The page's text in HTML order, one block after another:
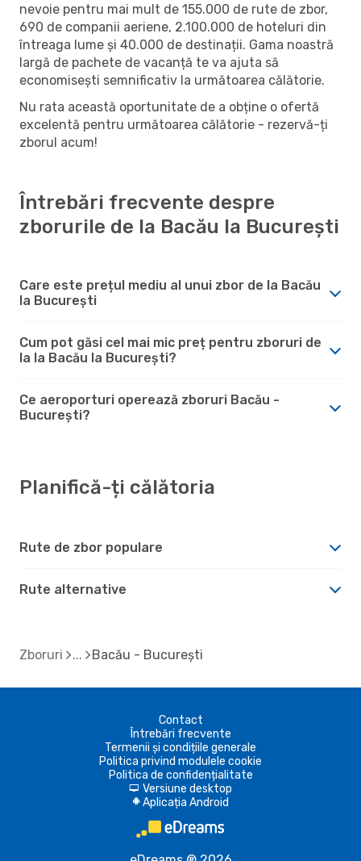
nevoie pentru mai mult de 155.000 de rute de zbor,
690 de companii aeriene, 2.100.000 de hoteluri din
întreaga lume și 40.000 de destinații. Gama noastră
largă de pachete de vacanță te va ajuta să
economisești semnificativ la următoarea călătorie.
Nu rata această oportunitate de a obține o ofertă
excelentă pentru următoarea călătorie - rezervă-ți
zborul acum!
Întrebări frecvente despre
zborurile de la Bacău la București
Care este prețul mediu al unui zbor de la Bacău
la București
Cum pot găsi cel mai mic preț pentru zboruri de
la la Bacău la București?
Ce aeroporturi operează zboruri Bacău -
București?
Planifică-ți călătoria
Rute de zbor populare
Rute alternative
Zboruri Bacău - București
Contact
Întrebări frecvente
Termenii și condițiile generale
Politica privind modulele cookie
Politica de confidențialitate
d Versiune desktop
A Aplicația Android